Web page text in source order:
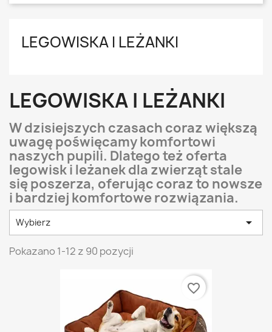
LEGOWISKA I LEŻANKI
LEGOWISKA I LEŻANKI
W dzisiejszych czasach coraz większą
uwagę poświęcamy komfortowi
naszych pupili. Dlatego też oferta
legowisk i leżanek dla zwierząt stale
się poszerza, oferując coraz to nowsze
i bardziej komfortowe rozwiązania.
Wybierz 
Pokazano 1-12 z 90 pozycji
favorite_border